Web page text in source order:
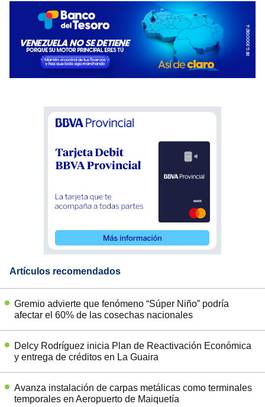
Artículos recomendados
Gremio advierte que fenómeno “Súper Niño” podría
afectar el 60% de las cosechas nacionales
Delcy Rodríguez inicia Plan de Reactivación Económica
y entrega de créditos en La Guaira
Avanza instalación de carpas metálicas como terminales
temporales en Aeropuerto de Maiquetía